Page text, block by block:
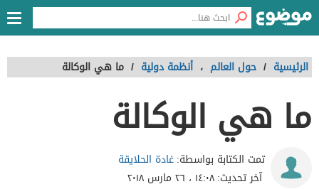
الرئيسية / حول العالم ، أنظمة دولية / ما هي الوكالة
ما هي الوكالة
تمت الكتابة بواسطة:غادة الحلايقة
آخر تحديث:١٤:٠٨ ، ٢٦ مارس ٢٠١٨